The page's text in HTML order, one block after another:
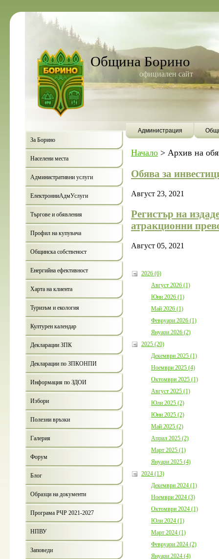
Община Борино
официален сайт
Администрация
За Борино
Населени места
Административни услуги
ЕлектронниАдмУслуги
Търгове и обявления
Профил на купувача
Общинска собственост
Енергийна ефективност
Харта на клиента
Туризъм и екология
Културен календар
Декларации ЗПК
Декларации по ЗПКОНПИ
Информация по ЗДОИ
Избори
Полезни връзки
Галерия
Форум
Блог
Образци на документи
Програма РЧР 2021-2027
НПВУ
Заповеди
Начало > Архив на
Обява за
Август 23, 2021
Регистър на
атракционни
Август 05, 2021
2026 (6)
Август 2026 (1)
Юни 2026 (1)
Май 2026 (1)
Февруари 2026 (1)
Януари 2026 (2)
2025 (20)
Декември 2025 (1)
Ноември 2025 (4)
Октомври 2025 (1)
Август 2025 (1)
Юли 2025 (2)
Юни 2025 (2)
Май 2025 (2)
Април 2025 (2)
Март 2025 (1)
Януари 2025 (4)
2024 (13)
Декември 2024 (1)
Ноември 2024 (3)
Октомври 2024 (1)
Юли 2024 (1)
Март 2024 (1)
Февруари 2024 (2)
Януари 2024 (4)